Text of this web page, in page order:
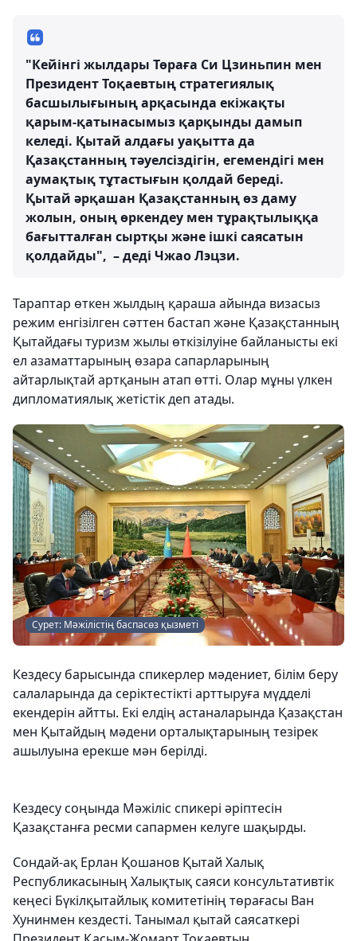
"Кейінгі жылдары Төраға Си Цзиньпин мен
Президент Тоқаевтың стратегиялық
басшылығының арқасында екіжақты
қарым-қатынасымыз қарқынды дамып
келеді. Қытай алдағы уақытта да
Қазақстанның тәуелсіздігін, егемендігі мен
аумақтық тұтастығын қолдай береді.
Қытай әрқашан Қазақстанның өз даму
жолын, оның өркендеу мен тұрақтылыққа
бағытталған сыртқы және ішкі саясатын
қолдайды", – деді Чжао Лэцзи.
Тараптар өткен жылдың қараша айында визасыз
режим енгізілген сәттен бастап және Қазақстанның
Қытайдағы туризм жылы өткізілуіне байланысты екі
ел азаматтарының өзара сапарларының
айтарлықтай артқанын атап өтті. Олар мұны үлкен
дипломатиялық жетістік деп атады.
Сурет: Мәжілістің баспасөз қызметі
Кездесу барысында спикерлер мәдениет, білім беру
салаларында да серіктестікті арттыруға мүдделі
екендерін айтты. Екі елдің астаналарында Қазақстан
мен Қытайдың мәдени орталықтарының тезірек
ашылуына ерекше мән берілді.
Кездесу соңында Мәжіліс спикері әріптесін
Қазақстанға ресми сапармен келуге шақырды.
Сондай-ақ Ерлан Қошанов Қытай Халық
Республикасының Халықтық саяси консультативтік
кеңесі Бүкілқытайлық комитетінің төрағасы Ван
Хунинмен кездесті. Танымал қытай саясаткері